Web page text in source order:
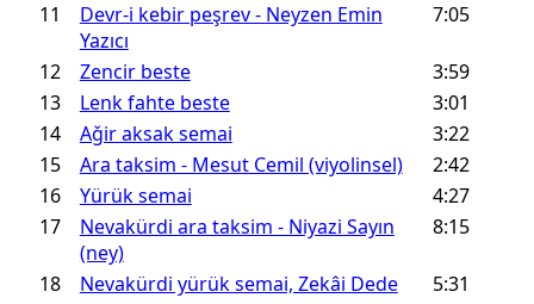
11
Devr-i kebir peşrev - Neyzen Emin
Yazıcı
7:05
12 Zencir beste
3:59
13
Lenk fahte beste
3:01
14
Aǧir aksak semai
3:22
15
Ara taksim - Mesut Cemil (viyolinsel)
2:42
16
Yürük semai
4:27
17
Nevakürdi ara taksim - Niyazi Sayın
(ney)
8:15
18 Nevakürdi yürük semai, Zekâi Dede 5:31